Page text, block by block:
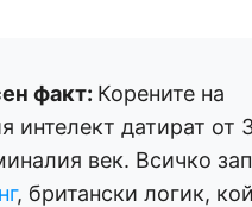
факт: Корените на
интелект датират от
век. Всичко
, британски логик,